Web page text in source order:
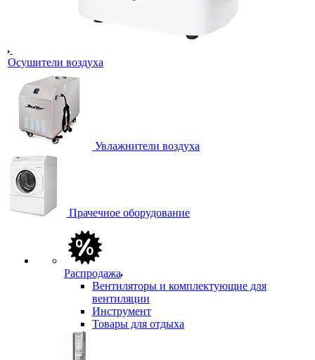
Осушители воздуха
Увлажнители воздуха
Прачечное оборудование
Распродажа
Вентиляторы и комплектующие для
вентиляции
Инструмент
Товары для отдыха